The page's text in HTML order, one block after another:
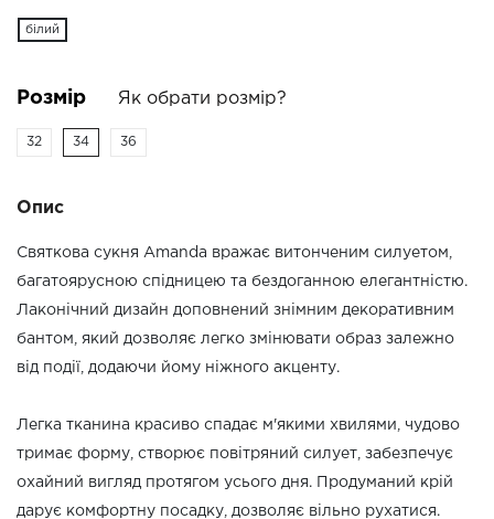
білий
Розмір Як обрати розмір?
32 34 36
Опис
Святкова сукня Amanda вражає витонченим силуетом,
багатоярусною спідницею та бездоганною елегантністю.
Лаконічний дизайн доповнений знімним декоративним
бантом, який дозволяє легко змінювати образ залежно
від події, додаючи йому ніжного акценту.
Легка тканина красиво спадає м'якими хвилями, чудово
тримає форму, створює повітряний силует, забезпечує
охайний вигляд протягом усього дня. Продуманий крій
дарує комфортну посадку, дозволяє вільно рухатися.